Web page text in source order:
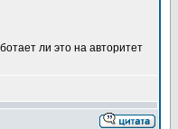
ли это на авторитет